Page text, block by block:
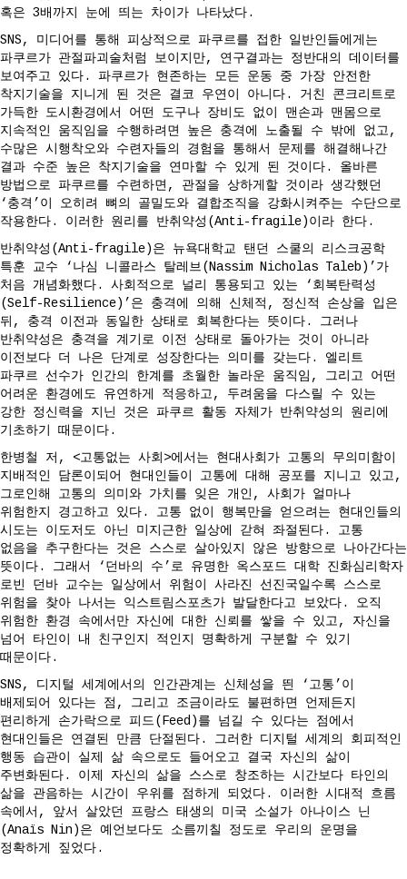
혹은 3배까지 눈에 띄는 차이가 나타났다.
SNS, 미디어를 통해 피상적으로 파쿠르를 접한 일반인들에게는
파쿠르가 관절파괴술처럼 보이지만, 연구결과는 정반대의 데이터를
보여주고 있다. 파쿠르가 현존하는 모든 운동 중 가장 안전한
착지기술을 지니게 된 것은 결코 우연이 아니다. 거친 콘크리트로
가득한 도시환경에서 어떤 도구나 장비도 없이 맨손과 맨몸으로
지속적인 움직임을 수행하려면 높은 충격에 노출될 수 밖에 없고,
수많은 시행착오와 수련자들의 경험을 통해서 문제를 해결해나간
결과 수준 높은 착지기술을 연마할 수 있게 된 것이다. 올바른
방법으로 파쿠르를 수련하면, 관절을 상하게할 것이라 생각했던
‘충격’이 오히려 뼈의 골밀도와 결합조직을 강화시켜주는 수단으로
작용한다. 이러한 원리를 반취약성(Anti-fragile)이라 한다.
반취약성(Anti-fragile)은 뉴욕대학교 탠던 스쿨의 리스크공학
특훈 교수 ‘나심 니콜라스 탈레브(Nassim Nicholas Taleb)’가
처음 개념화했다. 사회적으로 널리 통용되고 있는 ‘회복탄력성
(Self-Resilience)’은 충격에 의해 신체적, 정신적 손상을 입은
뒤, 충격 이전과 동일한 상태로 회복한다는 뜻이다. 그러나
반취약성은 충격을 계기로 이전 상태로 돌아가는 것이 아니라
이전보다 더 나은 단계로 성장한다는 의미를 갖는다. 엘리트
파쿠르 선수가 인간의 한계를 초월한 놀라운 움직임, 그리고 어떤
어려운 환경에도 유연하게 적응하고, 두려움을 다스릴 수 있는
강한 정신력을 지닌 것은 파쿠르 활동 자체가 반취약성의 원리에
기초하기 때문이다.
한병철 저, <고통없는 사회>에서는 현대사회가 고통의 무의미함이
지배적인 담론이되어 현대인들이 고통에 대해 공포를 지니고 있고,
그로인해 고통의 의미와 가치를 잊은 개인, 사회가 얼마나
위험한지 경고하고 있다. 고통 없이 행복만을 얻으려는 현대인들의
시도는 이도저도 아닌 미지근한 일상에 갇혀 좌절된다. 고통
없음을 추구한다는 것은 스스로 살아있지 않은 방향으로 나아간다는
뜻이다. 그래서 ‘던바의 수’로 유명한 옥스포드 대학 진화심리학자
로빈 던바 교수는 일상에서 위험이 사라진 선진국일수록 스스로
위험을 찾아 나서는 익스트림스포츠가 발달한다고 보았다. 오직
위험한 환경 속에서만 자신에 대한 신뢰를 쌓을 수 있고, 자신을
넘어 타인이 내 친구인지 적인지 명확하게 구분할 수 있기
때문이다.
SNS, 디지털 세계에서의 인간관계는 신체성을 띈 ‘고통’이
배제되어 있다는 점, 그리고 조금이라도 불편하면 언제든지
편리하게 손가락으로 피드(Feed)를 넘길 수 있다는 점에서
현대인들은 연결된 만큼 단절된다. 그러한 디지털 세계의 회피적인
행동 습관이 실제 삶 속으로도 들어오고 결국 자신의 삶이
주변화된다. 이제 자신의 삶을 스스로 창조하는 시간보다 타인의
삶을 관음하는 시간이 우위를 점하게 되었다. 이러한 시대적 흐름
속에서, 앞서 살았던 프랑스 태생의 미국 소설가 아나이스 닌
(Anaïs Nin)은 예언보다도 소름끼칠 정도로 우리의 운명을
정확하게 짚었다.